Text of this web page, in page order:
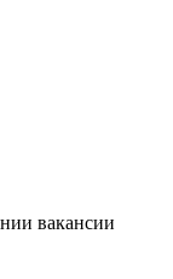
вакансии